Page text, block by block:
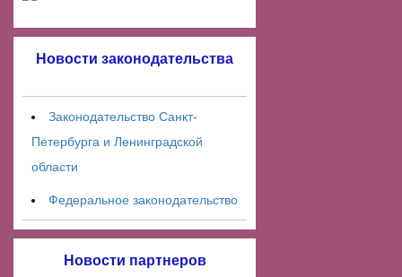
Новости законодательства
Законодательство Санкт-
Петербурга и Ленинградской
области
Федеральное законодательство
Новости партнеров